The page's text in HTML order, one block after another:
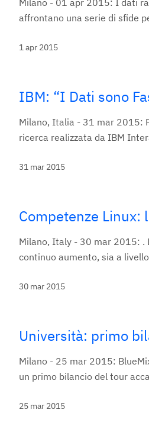
Milano - 01 apr 2015: I dati
affrontano una serie di sfide
1 apr 2015
IBM: “I Dati sono
Milano, Italia - 31 mar 2015:
ricerca realizzata da IBM
31 mar 2015
Competenze Linux:
Milano, Italy - 30 mar 2015: .
continuo aumento, sia a
30 mar 2015
Università: primo
Milano - 25 mar 2015:
un primo bilancio del tour
25 mar 2015